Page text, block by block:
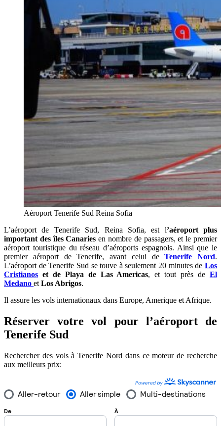
Aéroport Tenerife Sud Reina Sofia
L’aéroport de Tenerife Sud, Reina Sofia, est l’aéroport plus
important des îles Canaries en nombre de passagers, et le premier
aéroport touristique du réseau d’aéroports espagnols. Ainsi que le
premier aéroport de Tenerife, avant celui deTenerife Nord.
L’aéroport de Tenerife Sud se touve à seulement 20 minutes de Los
Cristianos et de Playa de Las Americas, et tout près deEl
Medano et Los Abrigos.
Il assure les vols internationaux dans Europe, Amerique et Afrique.
Réserver votre vol pour l’aéroport de
Tenerife Sud
Rechercher des vols à Tenerife Nord dans ce moteur de recherche
aux meilleurs prix: